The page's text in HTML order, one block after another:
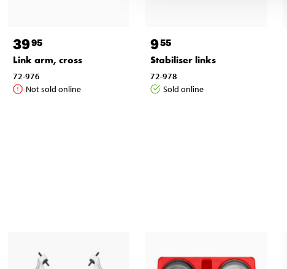
3995
Link arm, cross
72-976
Not sold online
955
Stabiliser links
72-978
Sold online